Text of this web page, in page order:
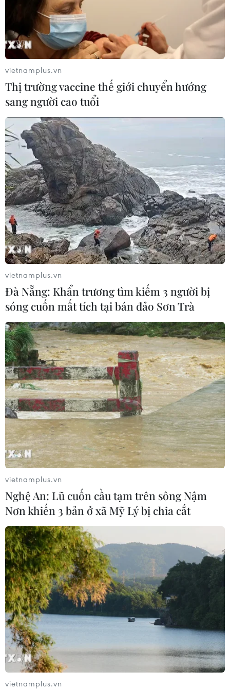
Giá dầu tăng trước những lo ngại về
kế hoạch mở lại Eo biển Hormuz
07/08/2026 08:58
Nhà đầu tư Anh đề xuất siêu dự án Tổ
hợp cảng biển 18 tỷ USD tại Quảng
Ninh
07/08/2026 08:33
Canh tác biển - động lực mới cho
kinh tế biển Việt Nam
07/08/2026 08:14
Giá vàng hướng tới tuần tăng mạnh
nhất kể từ tháng 1/2026
Hạn hán nghiêm trọng đe dọa "huyết
mạch" kinh tế châu Âu
07/08/2026 07:58
Để trái sầu riêng đáp ứng yêu cầu
xuất khẩu bền vững
07/08/2026 07:34
Tây Ninh thúc đẩy bình dân học vụ
số, tạo động lực phát triển kinh tế số
07/08/2026 07:17
Hàn Quốc đầu tư xây “Thung lũng
K-Vietnam” gắn với hậu duệ dòng họ
Lý
07/08/2026 06:30
Xem thêm
CƠ QUAN CHỦ QUẢN: THÔNG TẤN XÃ VIỆT NAM
vietnamplus.vn
Thị trường vaccine thế giới chuyển hướng
sang người cao tuổi
vietnamplus.vn
Đà Nẵng: Khẩn trương tìm kiếm 3 người bị
sóng cuốn mất tích tại bán đảo Sơn Trà
vietnamplus.vn
Nghệ An: Lũ cuốn cầu tạm trên sông Nậm
Nơn khiến 3 bản ở xã Mỹ Lý bị chia cắt
vietnamplus.vn